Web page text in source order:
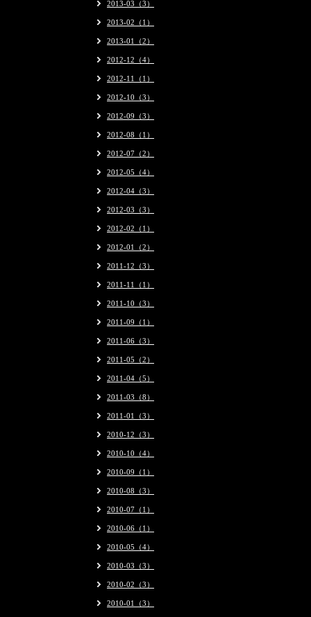
2013-03（3）
2013-02（1）
2013-01（2）
2012-12（4）
2012-11（1）
2012-10（3）
2012-09（3）
2012-08（1）
2012-07（2）
2012-05（4）
2012-04（3）
2012-03（3）
2012-02（1）
2012-01（2）
2011-12（3）
2011-11（1）
2011-10（3）
2011-09（1）
2011-06（3）
2011-05（2）
2011-04（5）
2011-03（8）
2011-01（3）
2010-12（3）
2010-10（4）
2010-09（1）
2010-08（3）
2010-07（1）
2010-06（1）
2010-05（4）
2010-03（3）
2010-02（3）
2010-01（3）